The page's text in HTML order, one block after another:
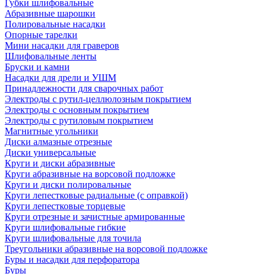
Губки шлифовальные
Абразивные шарошки
Полировальные насадки
Опорные тарелки
Мини насадки для граверов
Шлифовальные ленты
Бруски и камни
Насадки для дрели и УШМ
Принадлежности для сварочных работ
Электроды с рутил-целлюлозным покрытием
Электроды с основным покрытием
Электроды с рутиловым покрытием
Магнитные угольники
Диски алмазные отрезные
Диски универсальные
Круги и диски абразивные
Круги абразивные на ворсовой подложке
Круги и диски полировальные
Круги лепестковые радиальные (с оправкой)
Круги лепестковые торцевые
Круги отрезные и зачистные армированные
Круги шлифовальные гибкие
Круги шлифовальные для точила
Треугольники абразивные на ворсовой подложке
Буры и насадки для перфоратора
Буры